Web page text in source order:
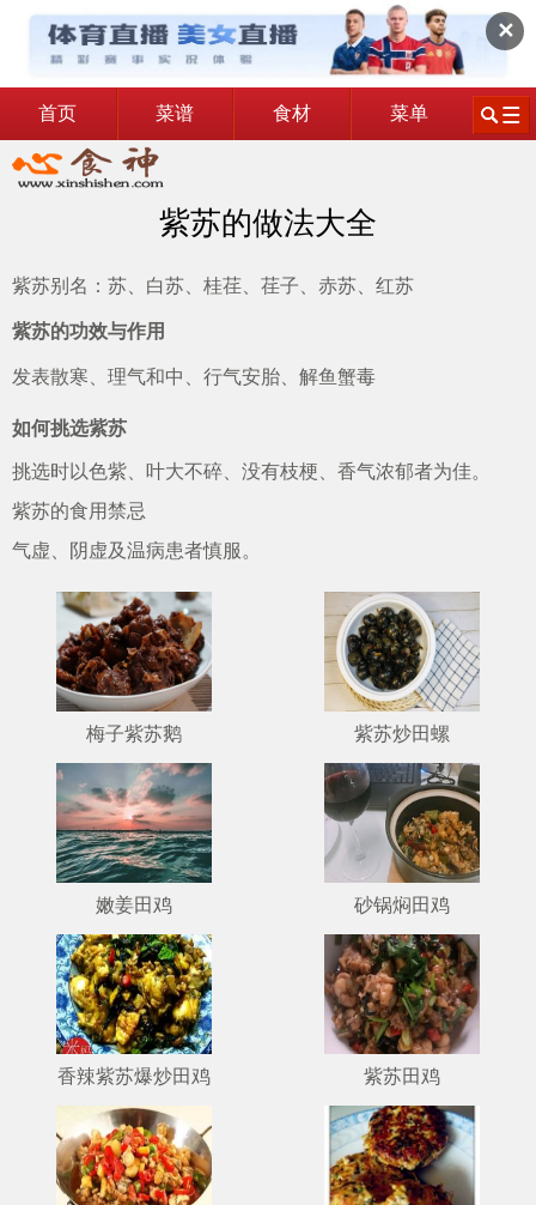
✕
首页 菜谱 食材 菜单
紫苏的做法大全
紫苏别名：苏、白苏、桂荏、荏子、赤苏、红苏
紫苏的功效与作用
发表散寒、理气和中、行气安胎、解鱼蟹毒
如何挑选紫苏
挑选时以色紫、叶大不碎、没有枝梗、香气浓郁者为佳。
紫苏的食用禁忌
气虚、阴虚及温病患者慎服。
梅子紫苏鹅 紫苏炒田螺
嫩姜田鸡 砂锅焖田鸡
香辣紫苏爆炒田鸡 紫苏田鸡